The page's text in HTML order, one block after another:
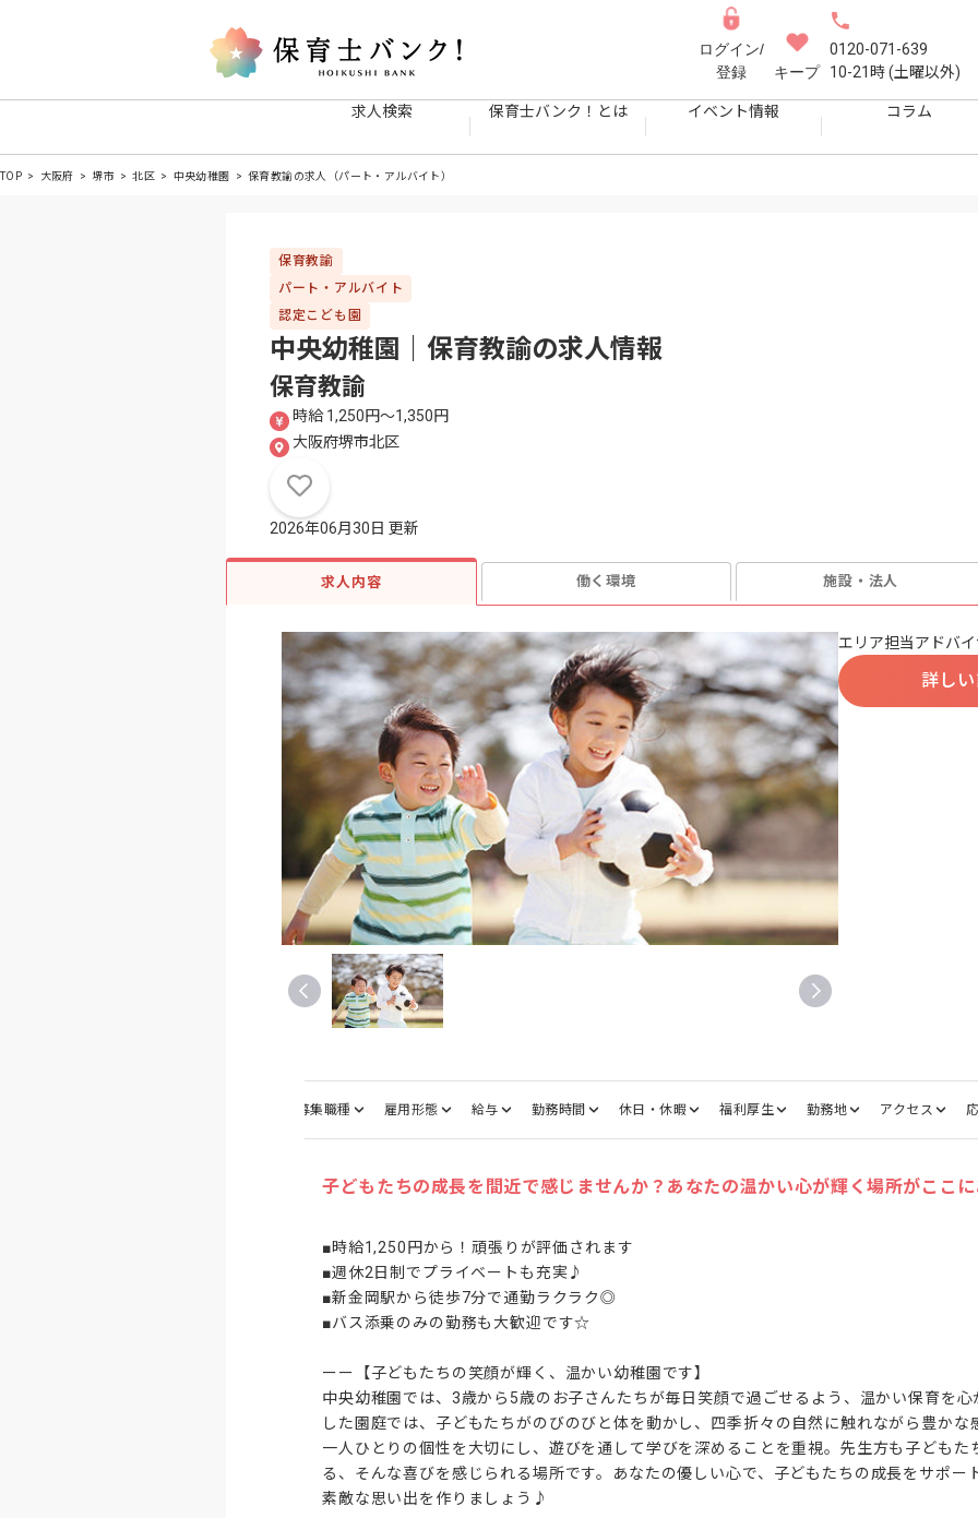
ログイン/
登録
キープ
0120-071-639
10-21時 (土曜以外)
求人検索 保育士バンク！とは イベント情報 コラム
TOP 大阪府 堺市 北区 中央幼稚園 保育教諭の求人（パート・アルバイト）
保育教諭
パート・アルバイト
認定こども園
中央幼稚園｜保育教諭の求人情報
保育教諭
時給 1,250円〜1,350円
大阪府堺市北区
2026年06月30日 更新
求人内容 働く環境 施設・法人
エリア担当アドバ
詳し
募集職種 雇用形態 給与 勤務時間 休日・休暇 福利厚生 勤務地 アクセス
子どもたちの成長を間近で感じませんか？あなたの温かい心が輝く場所がここ
■時給1,250円から！頑張りが評価されます
■週休2日制でプライベートも充実♪
■新金岡駅から徒歩7分で通勤ラクラク◎
■バス添乗のみの勤務も大歓迎です☆
ーー【子どもたちの笑顔が輝く、温かい幼稚園です】
中央幼稚園では、3歳から5歳のお子さんたちが毎日笑顔で過ごせるよう、温かい保育を
した園庭では、子どもたちがのびのびと体を動かし、四季折々の自然に触れながら豊かな
一人ひとりの個性を大切にし、遊びを通して学びを深めることを重視。先生方も子どもた
る、そんな喜びを感じられる場所です。あなたの優しい心で、子どもたちの成長をサポー
素敵な思い出を作りましょう♪